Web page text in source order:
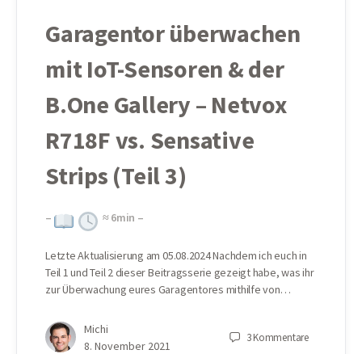
Garagentor überwachen
mit IoT-Sensoren & der
B.One Gallery – Netvox
R718F vs. Sensative
Strips (Teil 3)
– ≈6min –
Letzte Aktualisierung am 05.08.2024 Nachdem ich euch in
Teil 1 und Teil 2 dieser Beitragsserie gezeigt habe, was ihr
zur Überwachung eures Garagentores mithilfe von…
Michi
8. November 2021
3Kommentare